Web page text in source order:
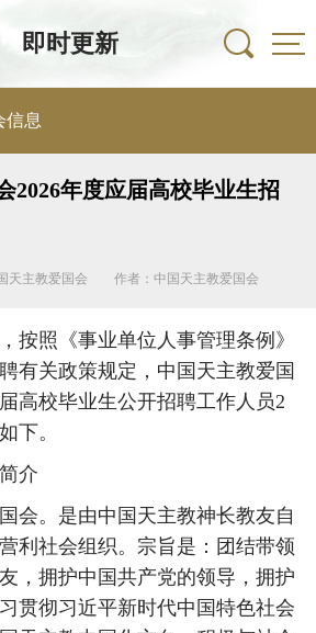
即时更新
信息
2026年度应届高校毕业生招
天主教爱国会 作者：中国天主教爱国会
照《事业单位人事管理条例》
有关政策规定，中国天主教爱国
高校毕业生公开招聘工作人员2
下。
介
。是由中国天主教神长教友自
利社会组织。宗旨是：团结带领
，拥护中国共产党的领导，拥护
贯彻习近平新时代中国特色社会